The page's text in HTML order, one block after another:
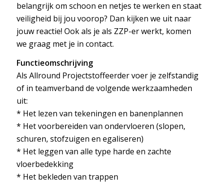
belangrijk om schoon en netjes te werken en staat
veiligheid bij jou voorop? Dan kijken we uit naar
jouw reactie! Ook als je als ZZP-er werkt, komen
we graag met je in contact.
Functieomschrijving
Als Allround Projectstoffeerder voer je zelfstandig
of in teamverband de volgende werkzaamheden
uit:
* Het lezen van tekeningen en banenplannen
* Het voorbereiden van ondervloeren (slopen,
schuren, stofzuigen en egaliseren)
* Het leggen van alle type harde en zachte
vloerbedekking
* Het bekleden van trappen